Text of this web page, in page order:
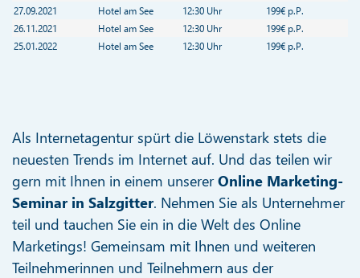
27.09.2021
Hotel am See 12:30 Uhr
199€ p.P.
26.11.2021
Hotel am See 12:30 Uhr
199€ p.P.
25.01.2022
Hotel am See 12:30 Uhr 199€ p.P.
Als Internetagentur spürt die Löwenstark stets die
neuesten Trends im Internet auf. Und das teilen wir
gern mit Ihnen in einem unsererOnline Marketing-
Seminar in Salzgitter. Nehmen Sie als Unternehmer
teil und tauchen Sie ein in die Welt des Online
Marketings! Gemeinsam mit Ihnen und weiteren
Teilnehmerinnen und Teilnehmern aus der